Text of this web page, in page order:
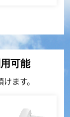
可能
ます。